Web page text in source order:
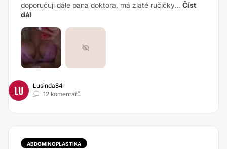
doporučuji dále pana doktora, má zlaté ručičky... Číst
dál
LU
Lusinda84
12 komentářů
ABDOMINOPLASTIKA